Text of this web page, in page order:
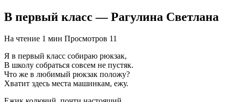
В первый класс — Рагулина Светлана
На чтение 1 мин Просмотров 11
Я в первый класс собираю рюкзак,
В школу собраться совсем не пустяк.
Что же в любимый рюкзак положу?
Хватит здесь места машинкам, ежу.